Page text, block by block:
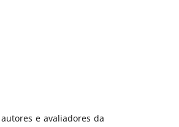
autores e avaliadores da